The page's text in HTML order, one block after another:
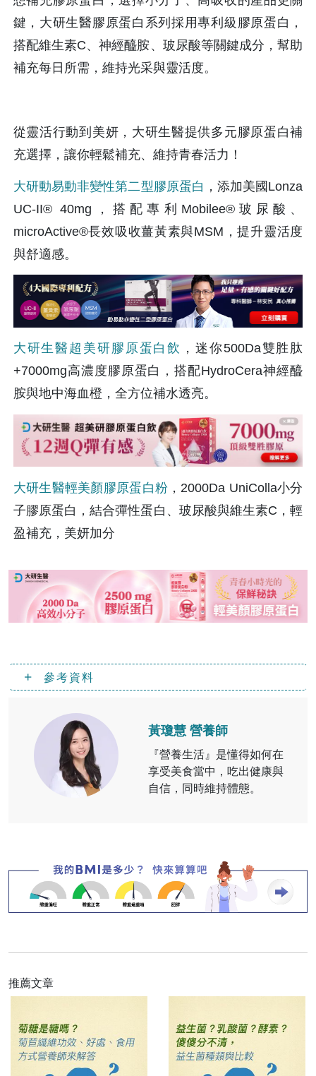
鍵，大研生醫膠原蛋白系列採用專利級膠原蛋白，
搭配維生素C、神經醯胺、玻尿酸等關鍵成分，幫助
補充每日所需，維持光采與靈活度。
從靈活行動到美妍，大研生醫提供多元膠原蛋白補
充選擇，讓你輕鬆補充、維持青春活力！
大研動易動非變性第二型膠原蛋白 ，添加美國Lonza
UC-II® 40mg，搭配專利Mobilee®玻尿酸、
microActive®長效吸收薑黃素與MSM，提升靈活度
與舒適感。
大研生醫超美研膠原蛋白飲 ，迷你500Da雙胜肽
+7000mg高濃度膠原蛋白，搭配HydroCera神經醯
胺與地中海血橙，全方位補水透亮。
大研生醫輕美顏膠原蛋白粉 ，2000Da UniColla小分
子膠原蛋白，結合彈性蛋白、玻尿酸與維生素C，輕
盈補充，美妍加分
參考資料
黃瓊慧 營養師
『營養生活』是懂得如何在
享受美食當中，吃出健康與
自信，同時維持體態。
推薦文章